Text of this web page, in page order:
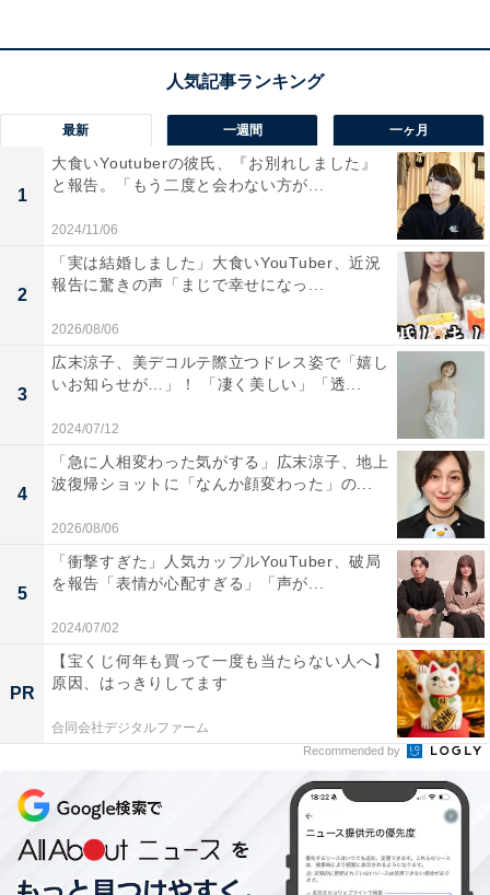
最新 一週間 一ヶ月
1
大食いYoutuberの彼氏、『お別れしました』
と報告。「もう二度と会わない方が...
2024/11/06
2
「実は結婚しました」大食いYouTuber、近況
報告に驚きの声「まじで幸せになっ...
2026/08/06
3
広末涼子、美デコルテ際立つドレス姿で「嬉し
いお知らせが…」！ 「凄く美しい」「透...
2024/07/12
4
「急に人相変わった気がする」広末涼子、地上
波復帰ショットに「なんか顔変わった」の...
2026/08/06
5
「衝撃すぎた」人気カップルYouTuber、破局
を報告「表情が心配すぎる」「声が...
2024/07/02
PR
【宝くじ何年も買って一度も当たらない人へ】
原因、はっきりしてます
合同会社デジタルファーム
Recommended by